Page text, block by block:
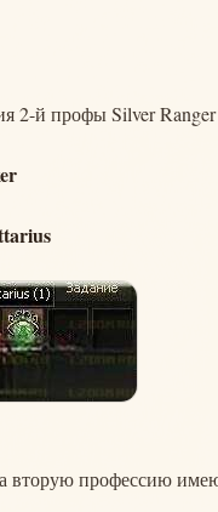
2-й профы Silver
вторую профессию